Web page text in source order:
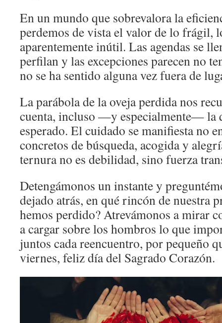
En un mundo que sobrevalora la
perdemos de vista el valor de lo frágil,
aparentemente inútil. Las agendas se
perfilan y las excepciones parecen no
no se ha sentido alguna vez fuera de
La parábola de la oveja perdida nos
cuenta, incluso —y especialmente— la
esperado. El cuidado se manifiesta no
concretos de búsqueda, acogida y
ternura no es debilidad, sino fuerza
Detengámonos un instante y
dejado atrás, en qué rincón de nuestra
hemos perdido? Atrevámonos a mirar
a cargar sobre los hombros lo que
juntos cada reencuentro, por pequeño
viernes, feliz día del Sagrado Corazón.